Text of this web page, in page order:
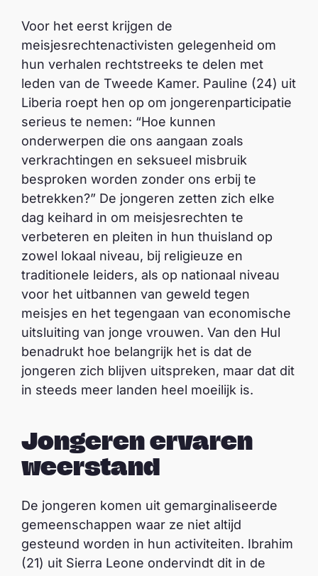
Voor het eerst krijgen de
meisjesrechtenactivisten gelegenheid om
hun verhalen rechtstreeks te delen met
leden van de Tweede Kamer. Pauline (24) uit
Liberia roept hen op om jongerenparticipatie
serieus te nemen: “Hoe kunnen
onderwerpen die ons aangaan zoals
verkrachtingen en seksueel misbruik
besproken worden zonder ons erbij te
betrekken?” De jongeren zetten zich elke
dag keihard in om meisjesrechten te
verbeteren en pleiten in hun thuisland op
zowel lokaal niveau, bij religieuze en
traditionele leiders, als op nationaal niveau
voor het uitbannen van geweld tegen
meisjes en het tegengaan van economische
uitsluiting van jonge vrouwen. Van den Hul
benadrukt hoe belangrijk het is dat de
jongeren zich blijven uitspreken, maar dat dit
in steeds meer landen heel moeilijk is.
Jongeren ervaren
weerstand
De jongeren komen uit gemarginaliseerde
gemeenschappen waar ze niet altijd
gesteund worden in hun activiteiten. Ibrahim
(21) uit Sierra Leone ondervindt dit in de